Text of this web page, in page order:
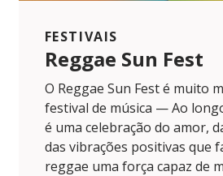
FESTIVAIS
Reggae Sun Fest
O Reggae Sun Fest é muito
festival de música — Ao
é uma celebração do amor,
das vibrações positivas que
reggae uma força capaz de